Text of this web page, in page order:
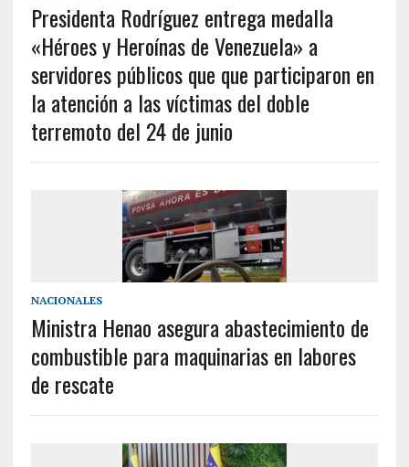
Presidenta Rodríguez entrega medalla
«Héroes y Heroínas de Venezuela» a
servidores públicos que que participaron en
la atención a las víctimas del doble
terremoto del 24 de junio
NACIONALES
Ministra Henao asegura abastecimiento de
combustible para maquinarias en labores
de rescate